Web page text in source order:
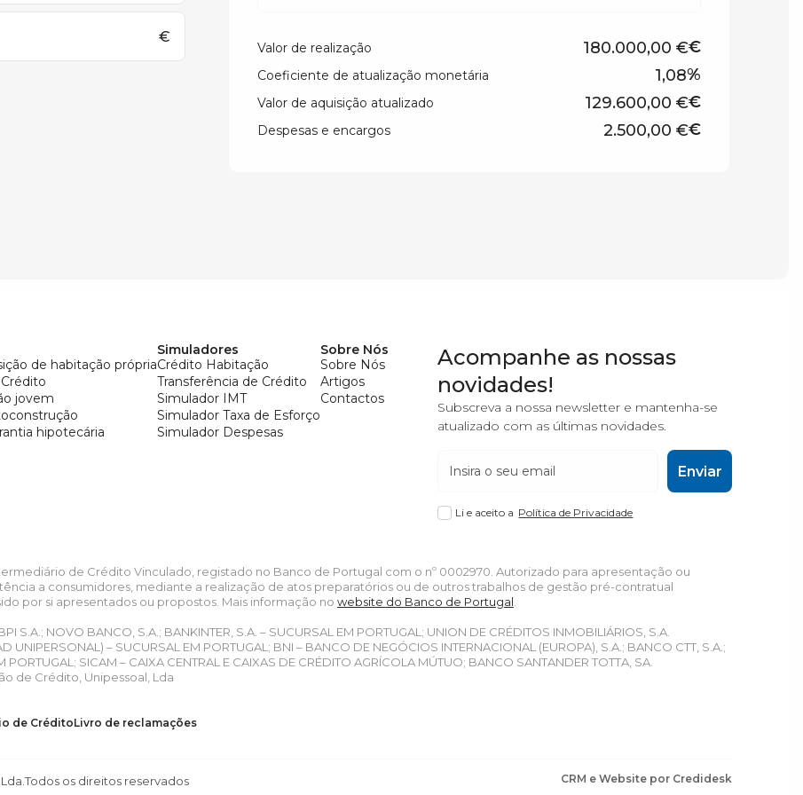
€
Valor de realização €
Coeficiente de atualização monetária %
Valor de aquisição atualizado €
Despesas e encargos €
de habitação própria
jovem
hipotecária
Simuladores
Crédito Habitação
Transferência de Crédito
Simulador IMT
Simulador Taxa de Esforço
Simulador Despesas
Sobre Nós
Sobre Nós
Artigos
Contactos
Acompanhe as nossas
novidades!
Subscreva a nossa newsletter e mantenha-se
atualizado com as últimas novidades.
Li e aceito a Política de Privacidade
Enviar
de Crédito Vinculado, registado no Banco de Portugal com o nº 0002970. Autorizado para apresentação ou
a consumidores, mediante a realização de atos preparatórios ou de outros trabalhos de gestão pré-contratual
por si apresentados ou propostos. Mais informação no website do Banco de Portugal
S.A.; NOVO BANCO, S.A.; BANKINTER, S.A. – SUCURSAL EM PORTUGAL; UNION DE CRÉDITOS INMOBILIÁRIOS, S.A.
UNIPERSONAL) – SUCURSAL EM PORTUGAL; BNI – BANCO DE NEGÓCIOS INTERNACIONAL (EUROPA), S.A.; BANCO CTT, S.A.;
SICAM – CAIXA CENTRAL E CAIXAS DE CRÉDITO AGRÍCOLA MÚTUO; BANCO SANTANDER TOTTA, SA.
de Crédito, Unipessoal, Lda
de CréditoLivro de reclamações
Todos os direitos reservados CRM e Website por Credidesk